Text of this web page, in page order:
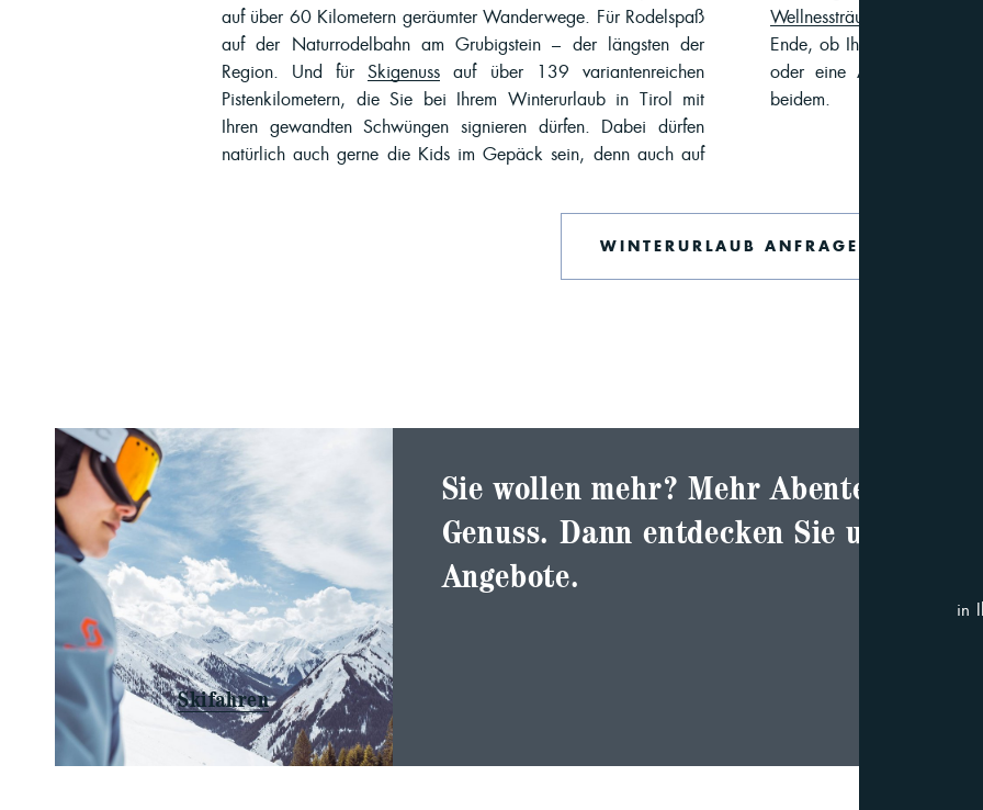
in
auf über 60 Kilometern geräumter Wanderwege. Für Rodelspaß
auf der Naturrodelbahn am Grubigstein – der längsten der
Region. Und für Skigenuss auf über 139 variantenreichen
Pistenkilometern, die Sie bei Ihrem Winterurlaub in Tirol mit
Ihren gewandten Schwüngen signieren dürfen. Dabei dürfen
natürlich auch gerne die Kids im Gepäck sein, denn auch auf
Wellnessträume
Ende, ob Ihr Winterurlaub
oder eine
beidem.
WINTERURLAUB ANFRAGEN
Skifahren
Sie wollen mehr? Mehr Abenteuer.
Genuss. Dann entdecken Sie unsere
Angebote.